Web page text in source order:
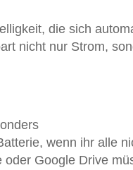
die sich
nicht nur Strom,
wenn ihr alle
Google Drive